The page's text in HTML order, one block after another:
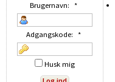
Brugernavn: *
Adgangskode: *
Husk mig